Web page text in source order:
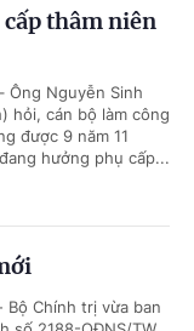
thâm niên
Ông Nguyễn Sinh
hỏi, cán bộ làm công
được 9 năm 11
hưởng phụ cấp...
Bộ Chính trị vừa ban